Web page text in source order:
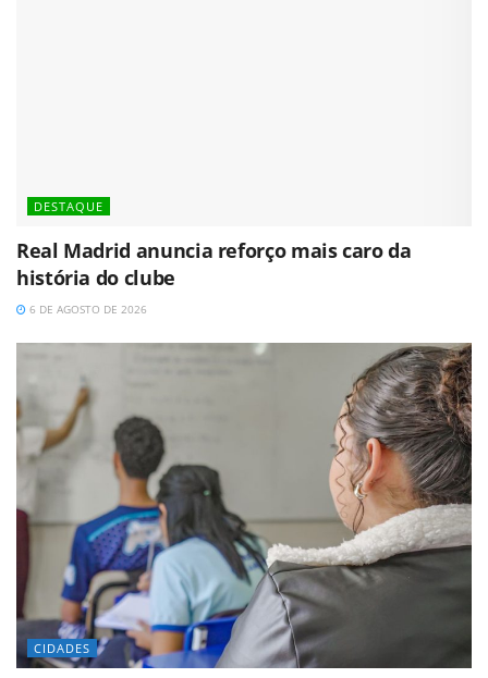
DESTAQUE
Real Madrid anuncia reforço mais caro da
história do clube
6 DE AGOSTO DE 2026
CIDADES